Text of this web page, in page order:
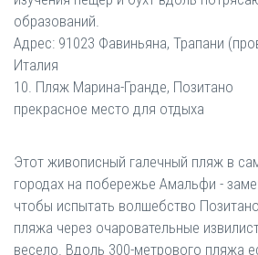
образований.
Адрес: 91023 Фавиньяна, Трапани
Италия
10. Пляж Марина-Гранде, Позитано
прекрасное место для отдыха
Этот живописный галечный пляж в
городах на побережье Амальфи -
чтобы испытать волшебство
пляжа через очаровательные
весело. Вдоль 300-метрового пляжа